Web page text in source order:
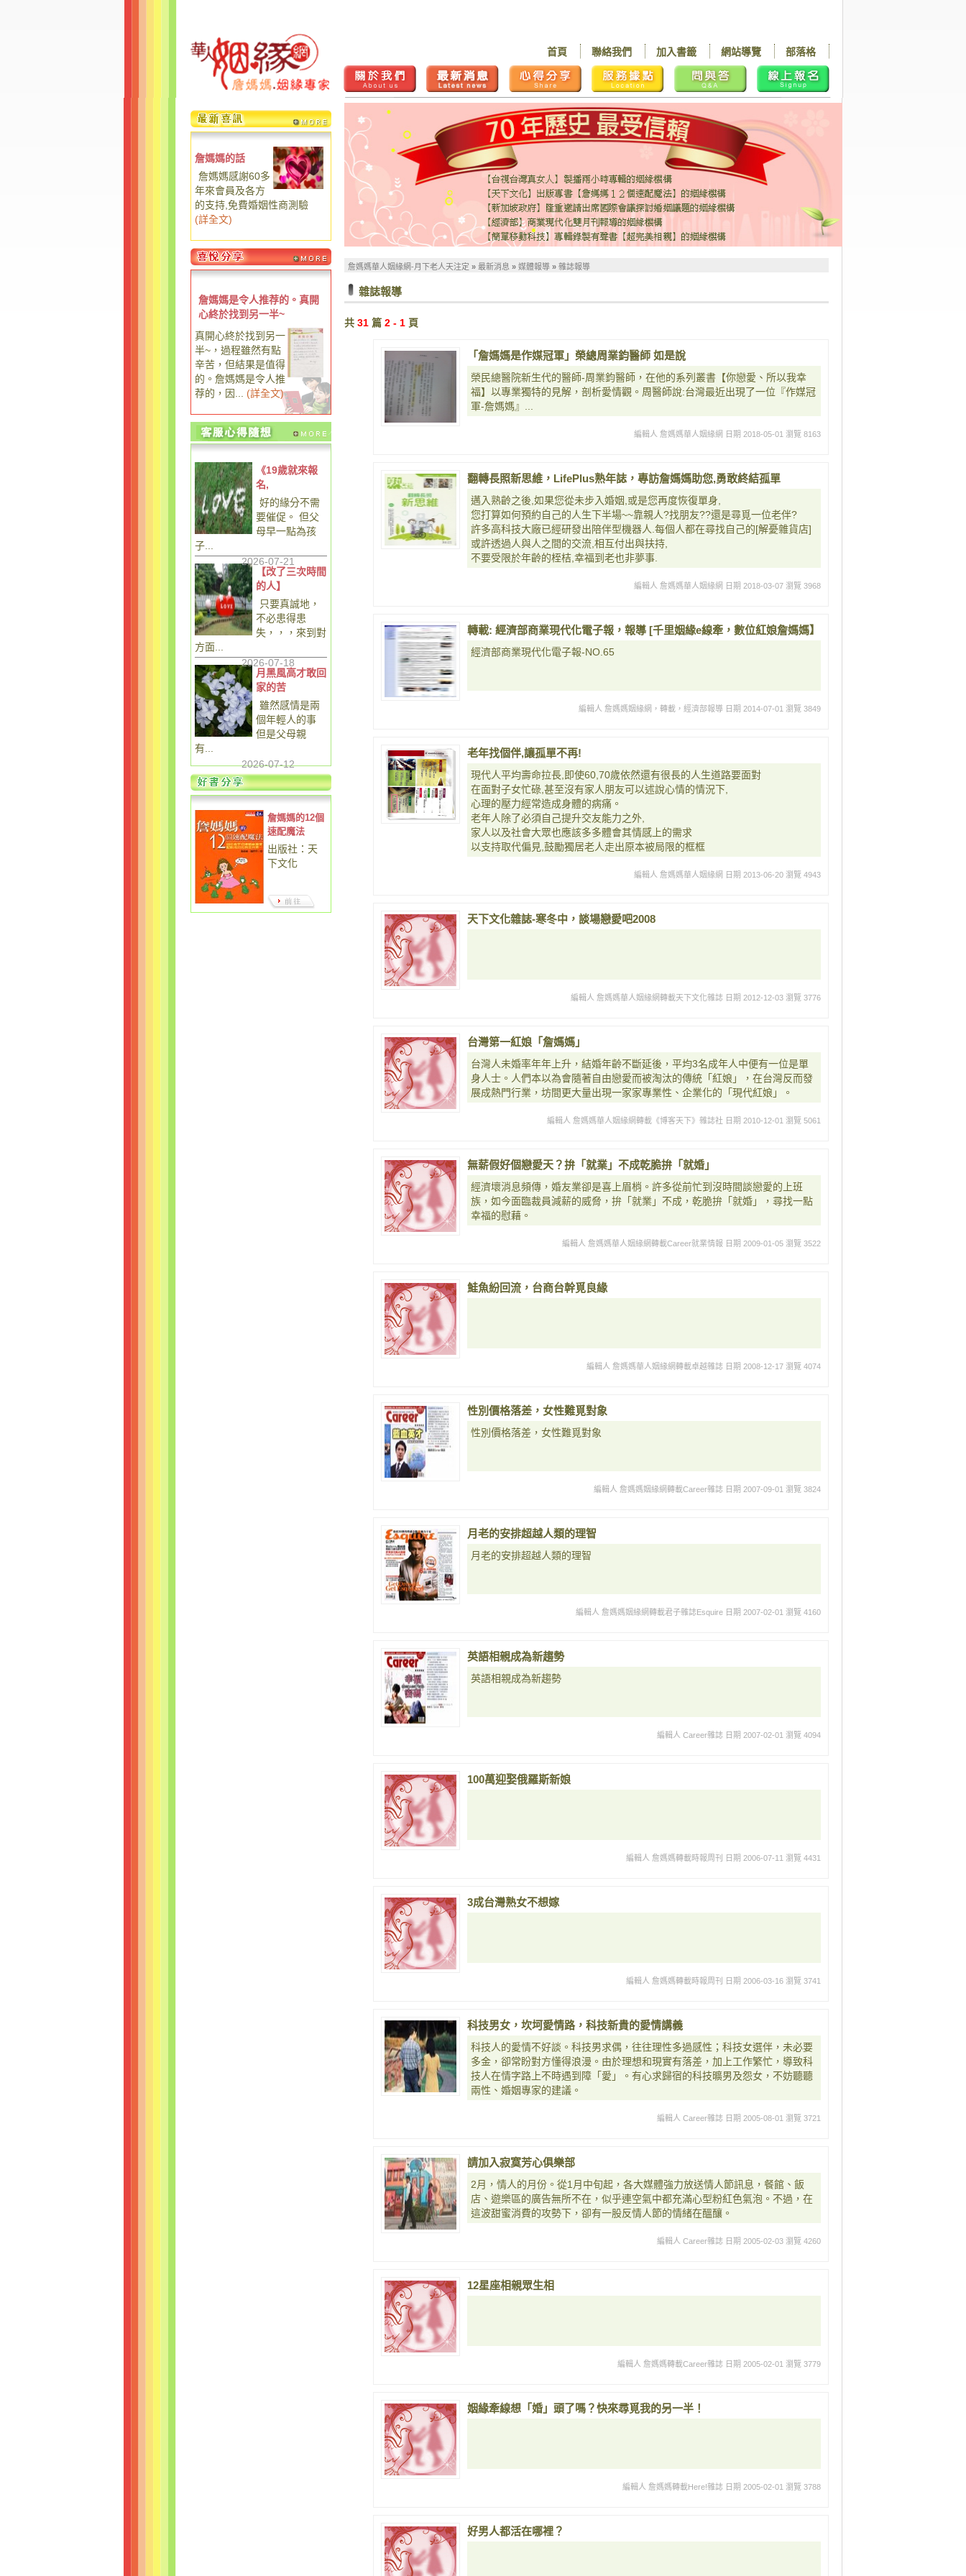
部落格
網站導覽
加入書籤
聯絡我們
首頁
詹媽媽的話
詹媽媽感謝60多
年來會員及各方
的支持,免費婚姻性商測驗
(詳全文)
詹媽媽是令人推荐的。真開
心終於找到另一半~
真開心終於找到另一
半~，過程雖然有點
辛苦，但結果是值得
的。詹媽媽是令人推
荐的，因...
(詳全文)
《19歲就來報
名,
好的緣分不需
要催促。 但父
母早一點為孩
子...
2026-07-21
【改了三次時間
的人】
只要真誠地，
不必患得患
失，，，來到對
方面...
2026-07-18
月黑風高才敢回
家的苦
雖然感情是兩
個年輕人的事
但是父母親
有...
2026-07-12
詹媽媽的12個
速配魔法
出版社：天
下文化
詹媽媽華人姻緣網-月下老人天注定 » 最新消息 » 媒體報導 » 雜誌報導
雜誌報導
共 31 篇 2 - 1 頁
「詹媽媽是作媒冠軍」榮總周業鈞醫師 如是說
榮民總醫院新生代的醫師-周業鈞醫師，在他的系列叢書【你戀愛、所以我幸
福】以專業獨特的見解，剖析愛情觀。周醫師說:台灣最近出現了一位『作媒冠
軍-詹媽媽』...
編輯人 詹媽媽華人姻緣網 日期 2018-05-01 瀏覽 8163
翻轉長照新思維，LifePlus熟年誌，專訪詹媽媽助您,勇敢終結孤單
邁入熟齡之後,如果您從未步入婚姻,或是您再度恢復單身,
您打算如何預約自己的人生下半場~~靠親人?找朋友??還是尋覓一位老伴?
許多高科技大廠已經研發出陪伴型機器人.每個人都在尋找自己的[解憂雜貨店]
或許透過人與人之間的交流,相互付出與扶持,
不要受限於年齡的桎桔,幸福到老也非夢事.
編輯人 詹媽媽華人姻緣網 日期 2018-03-07 瀏覽 3968
轉載: 經濟部商業現代化電子報，報導 [千里姻緣e線牽，數位紅娘詹媽媽】
經濟部商業現代化電子報-NO.65
編輯人 詹媽媽姻緣網，轉載，經濟部報導 日期 2014-07-01 瀏覽 3849
老年找個伴,讓孤單不再!
現代人平均壽命拉長,即使60,70歲依然還有很長的人生道路要面對
在面對子女忙碌,甚至沒有家人朋友可以述說心情的情況下,
心理的壓力經常造成身體的病痛。
老年人除了必須自己提升交友能力之外,
家人以及社會大眾也應該多多體會其情感上的需求
以支持取代偏見,鼓勵獨居老人走出原本被局限的框框
編輯人 詹媽媽華人姻緣網 日期 2013-06-20 瀏覽 4943
天下文化雜誌-寒冬中，談場戀愛吧2008
編輯人 詹媽媽華人姻緣網轉載天下文化雜誌 日期 2012-12-03 瀏覽 3776
台灣第一紅娘「詹媽媽」
台灣人未婚率年年上升，結婚年齡不斷延後，平均3名成年人中便有一位是單
身人士。人們本以為會隨著自由戀愛而被淘汰的傳統「紅娘」，在台灣反而發
展成熱門行業，坊間更大量出現一家家專業性、企業化的「現代紅娘」。
編輯人 詹媽媽華人姻緣網轉載《博客天下》雜誌社 日期 2010-12-01 瀏覽 5061
無薪假好個戀愛天？拚「就業」不成乾脆拚「就婚」
經濟壞消息頻傳，婚友業卻是喜上眉梢。許多從前忙到沒時間談戀愛的上班
族，如今面臨裁員減薪的威脅，拚「就業」不成，乾脆拚「就婚」，尋找一點
幸福的慰藉。
編輯人 詹媽媽華人姻緣網轉載Career就業情報 日期 2009-01-05 瀏覽 3522
鮭魚紛回流，台商台幹覓良緣
編輯人 詹媽媽華人姻緣網轉載卓越雜誌 日期 2008-12-17 瀏覽 4074
性別價格落差，女性難覓對象
性別價格落差，女性難覓對象
編輯人 詹媽媽姻緣網轉載Career雜誌 日期 2007-09-01 瀏覽 3824
月老的安排超越人類的理智
月老的安排超越人類的理智
編輯人 詹媽媽姻緣網轉載君子雜誌Esquire 日期 2007-02-01 瀏覽 4160
英語相親成為新趨勢
英語相親成為新趨勢
編輯人 Career雜誌 日期 2007-02-01 瀏覽 4094
100萬迎娶俄羅斯新娘
編輯人 詹媽媽轉載時報周刊 日期 2006-07-11 瀏覽 4431
3成台灣熟女不想嫁
編輯人 詹媽媽轉載時報周刊 日期 2006-03-16 瀏覽 3741
科技男女，坎坷愛情路，科技新貴的愛情講義
科技人的愛情不好談。科技男求偶，往往理性多過感性；科技女選伴，未必要
多金，卻常盼對方懂得浪漫。由於理想和現實有落差，加上工作繁忙，導致科
技人在情字路上不時遇到障「愛」。有心求歸宿的科技曠男及怨女，不妨聽聽
兩性、婚姻專家的建議。
編輯人 Career雜誌 日期 2005-08-01 瀏覽 3721
請加入寂寞芳心俱樂部
2月，情人的月份。從1月中旬起，各大媒體強力放送情人節訊息，餐館、飯
店、遊樂區的廣告無所不在，似乎連空氣中都充滿心型粉紅色氣泡。不過，在
這波甜蜜消費的攻勢下，卻有一股反情人節的情緒在醞釀。
編輯人 Career雜誌 日期 2005-02-03 瀏覽 4260
12星座相親眾生相
編輯人 詹媽媽轉載Career雜誌 日期 2005-02-01 瀏覽 3779
姻緣牽線想「婚」頭了嗎？快來尋覓我的另一半！
編輯人 詹媽媽轉載Here!雜誌 日期 2005-02-01 瀏覽 3788
好男人都活在哪裡？